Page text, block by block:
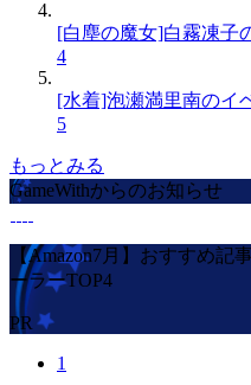
[白塵の魔女]白霧凍子
4
[水着]泡瀬満里南のイ
5
もっとみる
GameWithからのお知らせ
【Amazon7月】おすすめ記
ーラーTOP4
PR
1